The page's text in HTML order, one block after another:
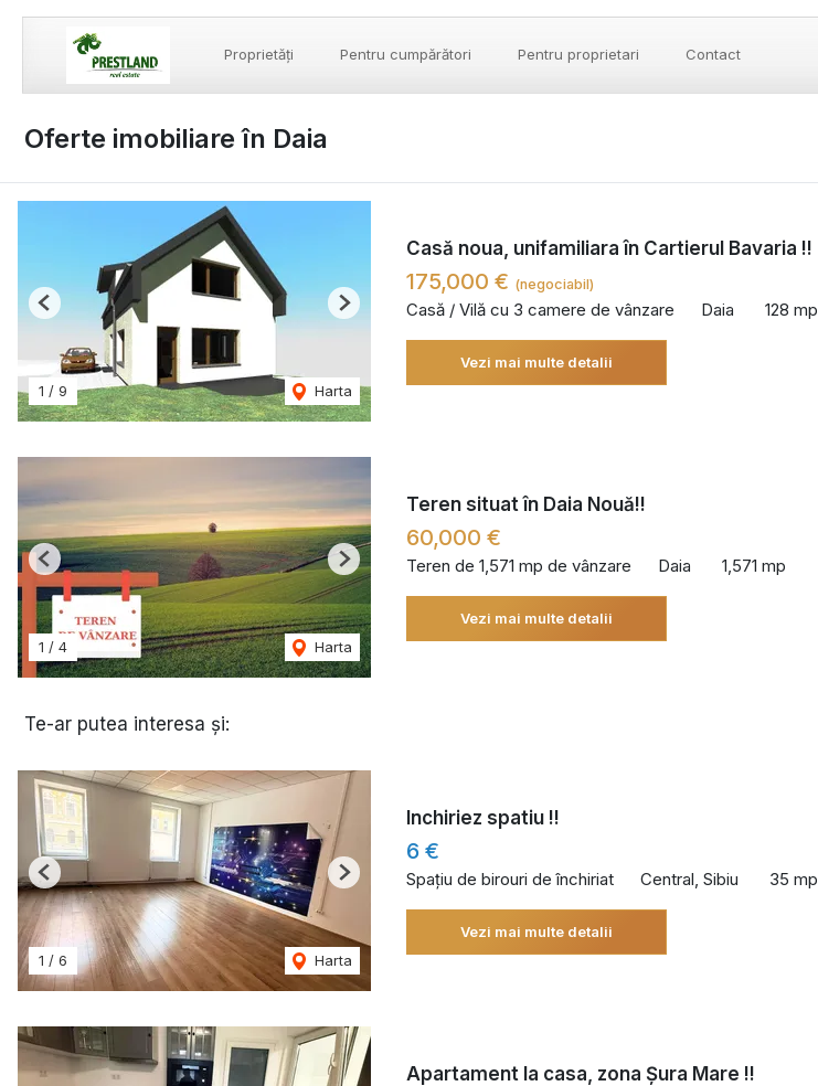
Proprietăți Pentru cumpărători Pentru proprietari Contact
Oferte imobiliare în Daia
1 / 9 Harta
Previous Next
Casă noua, unifamiliara în Cartierul Bavaria !!
175,000 € (negociabil)
Casă / Vilă cu 3 camere de vânzare Daia 128 mp
Vezi mai multe detalii
1 / 4 Harta
Previous Next
Teren situat în Daia Nouă!!
60,000 €
Teren de 1,571 mp de vânzare Daia 1,571 mp
Vezi mai multe detalii
Te-ar putea interesa și:
1 / 6 Harta
Previous Next
Inchiriez spatiu !!
6 €
Spațiu de birouri de închiriat Central, Sibiu 35 mp
Vezi mai multe detalii
Apartament la casa, zona Șura Mare !!